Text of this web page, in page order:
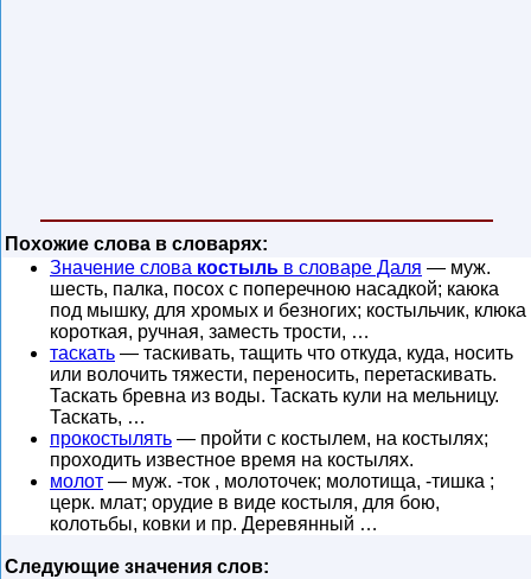
Похожие слова в словарях:
Значение слова костыль в словаре Даля — муж.
шесть, палка, посох с поперечною насадкой; каюка
под мышку, для хромых и безногих; костыльчик, клюка
короткая, ручная, заместь трости, …
таскать — таскивать, тащить что откуда, куда, носить
или волочить тяжести, переносить, перетаскивать.
Таскать бревна из воды. Таскать кули на мельницу.
Таскать, …
прокостылять — пройти с костылем, на костылях;
проходить известное время на костылях.
молот — муж. -ток , молоточек; молотища, -тишка ;
церк. млат; орудие в виде костыля, для бою,
колотьбы, ковки и пр. Деревянный …
Следующие значения слов: